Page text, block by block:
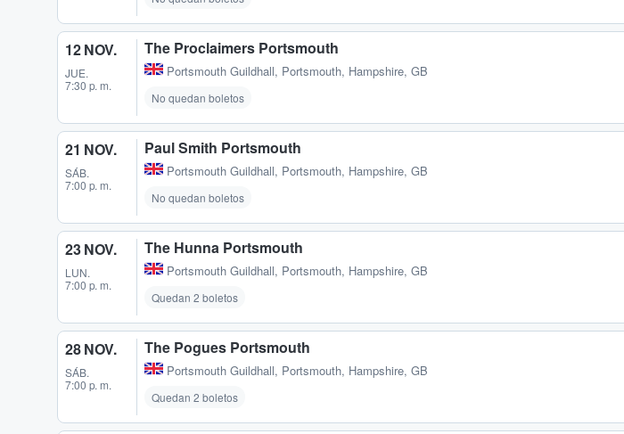
12 NOV.
JUE.
7:30 p. m.
The Proclaimers Portsmouth
Portsmouth Guildhall, Portsmouth, Hampshire, GB
No quedan boletos
21 NOV.
SÁB.
7:00 p. m.
Paul Smith Portsmouth
Portsmouth Guildhall, Portsmouth, Hampshire, GB
No quedan boletos
23 NOV.
LUN.
7:00 p. m.
The Hunna Portsmouth
Portsmouth Guildhall, Portsmouth, Hampshire, GB
Quedan 2 boletos
28 NOV.
SÁB.
7:00 p. m.
The Pogues Portsmouth
Portsmouth Guildhall, Portsmouth, Hampshire, GB
Quedan 2 boletos